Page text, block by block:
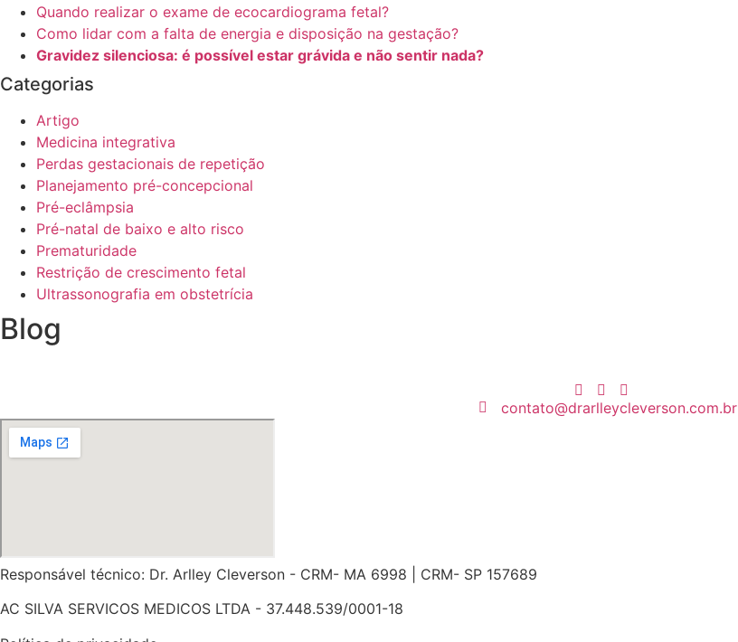
Quando realizar o exame de ecocardiograma fetal?
Como lidar com a falta de energia e disposição na gestação?
Gravidez silenciosa: é possível estar grávida e não sentir nada?
Categorias
Artigo
Medicina integrativa
Perdas gestacionais de repetição
Planejamento pré-concepcional
Pré-eclâmpsia
Pré-natal de baixo e alto risco
Prematuridade
Restrição de crescimento fetal
Ultrassonografia em obstetrícia
Blog
contato@drarlleycleverson.com.br
Responsável técnico: Dr. Arlley Cleverson - CRM- MA 6998 | CRM- SP 157689
AC SILVA SERVICOS MEDICOS LTDA - 37.448.539/0001-18